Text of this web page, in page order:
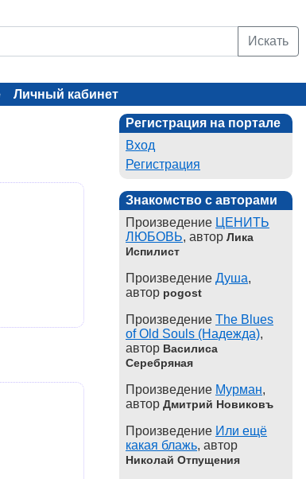
Искать
Личный кабинет
Регистрация на портале
Вход
Регистрация
Знакомство с авторами
Произведение ЦЕНИТЬ
ЛЮБОВЬ, автор Лика
Испилист
Произведение Душа,
автор pogost
Произведение The Blues
of Old Souls (Надежда),
автор Василиса
Серебряная
Произведение Мурман,
автор Дмитрий Новиковъ
Произведение Или ещё
какая блажь, автор
Николай Отпущения